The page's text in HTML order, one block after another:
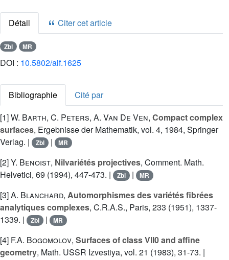
Détail Citer cet article
Zbl MR
DOI : 10.5802/aif.1625
Bibliographie
Cité par
[1]W. Barth, C. Peters, A. Van De Ven, Compact complex
surfaces, Ergebnisse der Mathematik, vol. 4, 1984, Springer
Verlag. |
Zbl | MR
[2]Y. Benoist, Nilvariétés projectives, Comment. Math.
Helvetici, 69 (1994), 447-473. |
Zbl | MR
[3]A. Blanchard, Automorphismes des variétés fibrées
analytiques complexes, C.R.A.S., Paris, 233 (1951), 1337-
1339. |
Zbl | MR
[4] F.A. Bogomolov, Surfaces of class VII0 and affine
geometry, Math. USSR Izvestiya, vol. 21 (1983), 31-73. |